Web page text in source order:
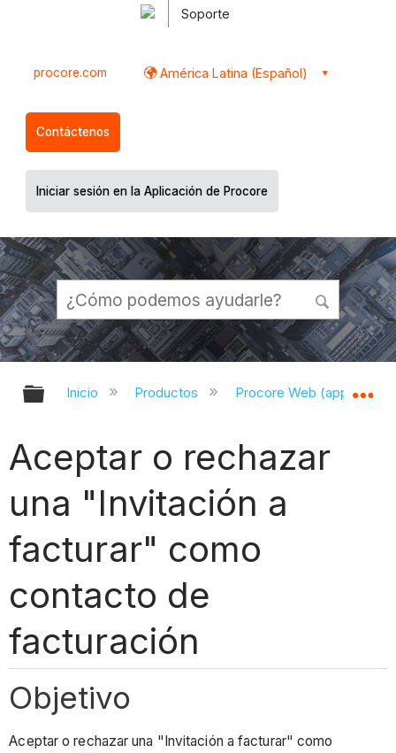
Soporte
procore.com América Latina (Español)
Contáctenos
Iniciar sesión en la Aplicación de Procore
Expandir/contraer jerarquía global
Inicio Productos Procore Web
Aceptar o rechazar
una "Invitación a
facturar" como
contacto de
facturación
Objetivo
Aceptar o rechazar una "Invitación a facturar" como